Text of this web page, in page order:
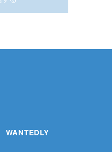
WANTEDLY